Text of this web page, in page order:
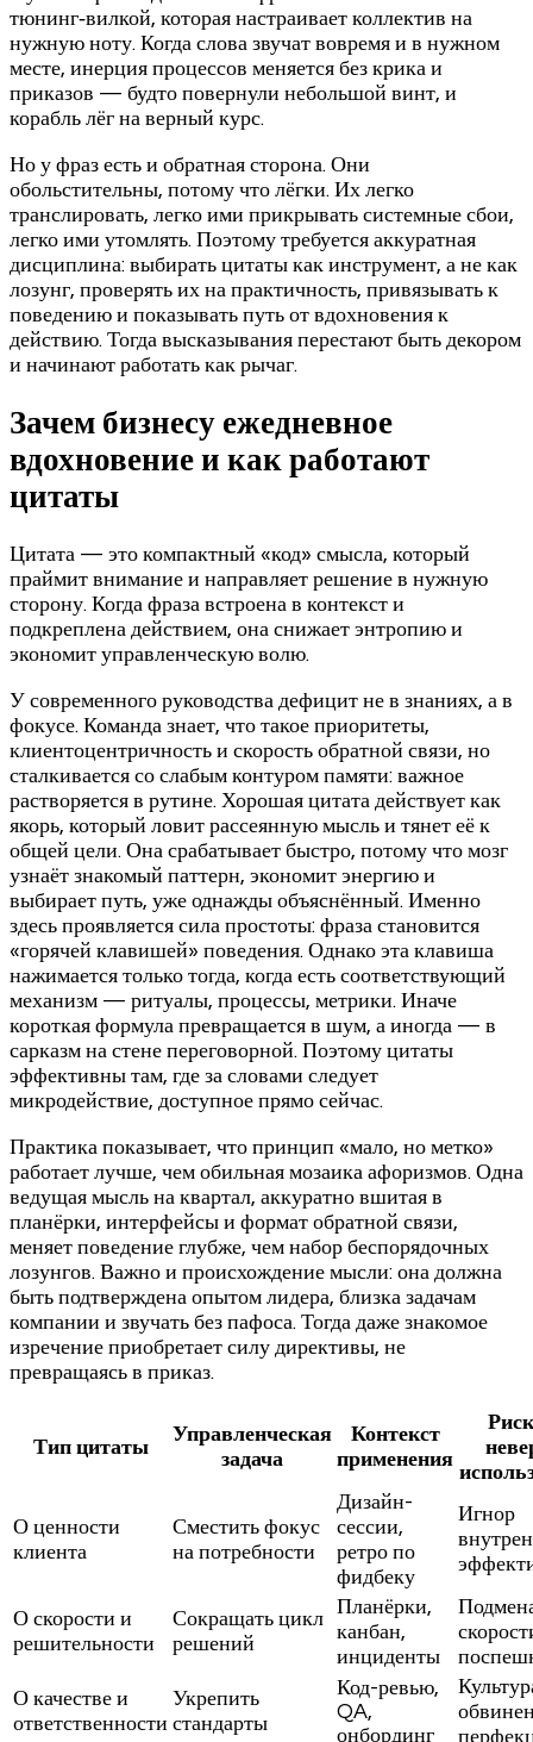
тюнинг‑вилкой, которая настраивает коллектив на
нужную ноту. Когда слова звучат вовремя и в нужном
месте, инерция процессов меняется без крика и
приказов — будто повернули небольшой винт, и
корабль лёг на верный курс.
Но у фраз есть и обратная сторона. Они
обольстительны, потому что лёгки. Их легко
транслировать, легко ими прикрывать системные сбои,
легко ими утомлять. Поэтому требуется аккуратная
дисциплина: выбирать цитаты как инструмент, а не как
лозунг, проверять их на практичность, привязывать к
поведению и показывать путь от вдохновения к
действию. Тогда высказывания перестают быть декором
и начинают работать как рычаг.
Зачем бизнесу ежедневное
вдохновение и как работают
цитаты
Цитата — это компактный «код» смысла, который
праймит внимание и направляет решение в нужную
сторону. Когда фраза встроена в контекст и
подкреплена действием, она снижает энтропию и
экономит управленческую волю.
У современного руководства дефицит не в знаниях, а в
фокусе. Команда знает, что такое приоритеты,
клиентоцентричность и скорость обратной связи, но
сталкивается со слабым контуром памяти: важное
растворяется в рутине. Хорошая цитата действует как
якорь, который ловит рассеянную мысль и тянет её к
общей цели. Она срабатывает быстро, потому что мозг
узнаёт знакомый паттерн, экономит энергию и
выбирает путь, уже однажды объяснённый. Именно
здесь проявляется сила простоты: фраза становится
«горячей клавишей» поведения. Однако эта клавиша
нажимается только тогда, когда есть соответствующий
механизм — ритуалы, процессы, метрики. Иначе
короткая формула превращается в шум, а иногда — в
сарказм на стене переговорной. Поэтому цитаты
эффективны там, где за словами следует
микродействие, доступное прямо сейчас.
Практика показывает, что принцип «мало, но метко»
работает лучше, чем обильная мозаика афоризмов. Одна
ведущая мысль на квартал, аккуратно вшитая в
планёрки, интерфейсы и формат обратной связи,
меняет поведение глубже, чем набор беспорядочных
лозунгов. Важно и происхождение мысли: она должна
быть подтверждена опытом лидера, близка задачам
компании и звучать без пафоса. Тогда даже знакомое
изречение приобретает силу директивы, не
превращаясь в приказ.
Тип цитаты
Управленческая
задача
Контекст
применения
О ценности
клиента
Сместить фокус
на потребности
Дизайн-
сессии,
ретро по
фидбеку
Игнор
О скорости и
решительности
Сокращать цикл
решений
Планёрки,
канбан,
инциденты
О качестве и
ответственности
Укрепить
стандарты
Код-ревью,
QA,
онбординг